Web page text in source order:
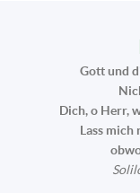
Gott und
Dich, o Herr,
Lass mich